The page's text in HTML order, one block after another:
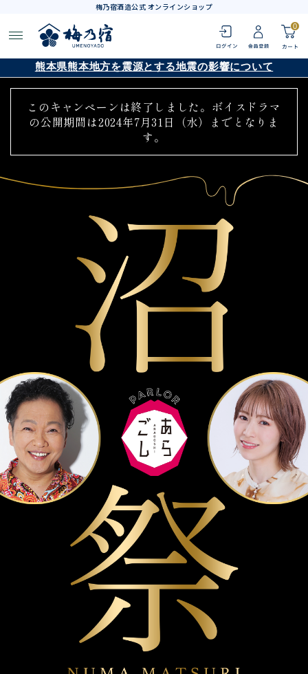
梅乃宿酒造公式 オンラインショップ
0
熊本県熊本地方を震源とする地震の影響について
このキャンペーンは終了しました。ボイスドラマ
の公開期間は2024年7月31日（水）までとなりま
す。